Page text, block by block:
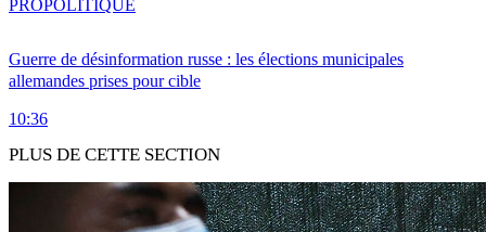
Guerre de désinformation russe : les élections municipales
allemandes prises pour cible
10:36
PROPOLITIQUE
PLUS DE CETTE SECTION